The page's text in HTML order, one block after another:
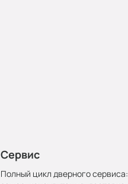
Сервис
Полный цикл дверного сервиса: